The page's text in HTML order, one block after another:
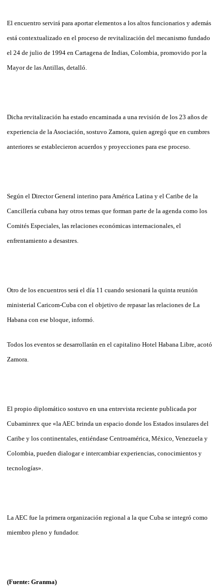
El encuentro servirá para aportar elementos a los altos funcionarios y además
está contextualizado en el proceso de revitalización del mecanismo fundado
el 24 de julio de 1994 en Cartagena de Indias, Colombia, promovido por la
Mayor de las Antillas, detalló.
Dicha revitalización ha estado encaminada a una revisión de los 23 años de
experiencia de la Asociación, sostuvo Zamora, quien agregó que en cumbres
anteriores se establecieron acuerdos y proyecciones para ese proceso.
Según el Director General interino para América Latina y el Caribe de la
Cancillería cubana hay otros temas que forman parte de la agenda como los
Comités Especiales, las relaciones económicas internacionales, el
enfrentamiento a desastres.
Otro de los encuentros será el día 11 cuando sesionará la quinta reunión
ministerial Caricom-Cuba con el objetivo de repasar las relaciones de La
Habana con ese bloque, informó.
Todos los eventos se desarrollarán en el capitalino Hotel Habana Libre, acotó
Zamora.
El propio diplomático sostuvo en una entrevista reciente publicada por
Cubaminrex que «la AEC brinda un espacio donde los Estados insulares del
Caribe y los continentales, entiéndase Centroamérica, México, Venezuela y
Colombia, pueden dialogar e intercambiar experiencias, conocimientos y
tecnologías».
La AEC fue la primera organización regional a la que Cuba se integró como
miembro pleno y fundador.
(Fuente: Granma)